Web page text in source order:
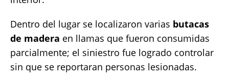
Dentro del lugar se localizaron varias butacas
de madera en llamas que fueron consumidas
parcialmente; el siniestro fue logrado controlar
sin que se reportaran personas lesionadas.